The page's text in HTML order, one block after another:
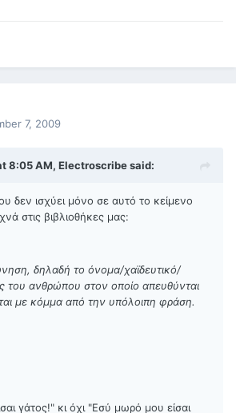
7, 2009
8:05 AM, Electroscribe said:
δεν ισχύει μόνο σε αυτό το κείμενο
στις βιβλιοθήκες μας:
δηλαδή το όνομα/χαϊδευτικό/
του ανθρώπου στον οποίο απευθύνται
με κόμμα από την υπόλοιπη φράση.
γάτος!" κι όχι "Εσύ μωρό μου είσαι